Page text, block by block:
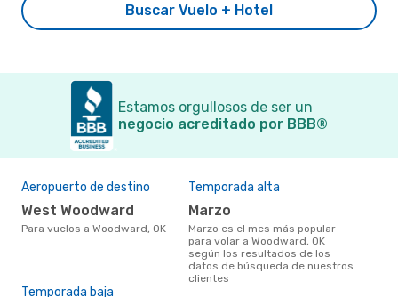
Buscar Vuelo + Hotel
Estamos orgullosos de ser un
negocio acreditado por BBB®
Aeropuerto de destino
West Woodward
Para vuelos a Woodward, OK
Temporada alta
marzo
marzo es el mes más popular
para volar a Woodward, OK
según los resultados de los
datos de búsqueda de nuestros
clientes
Temporada baja